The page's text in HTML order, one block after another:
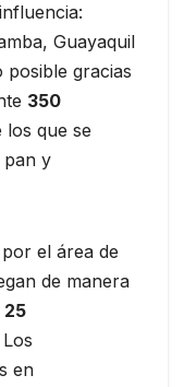
Guayaquil
posible gracias
350
los que se
pan y
el área de
de manera
25
Los
en